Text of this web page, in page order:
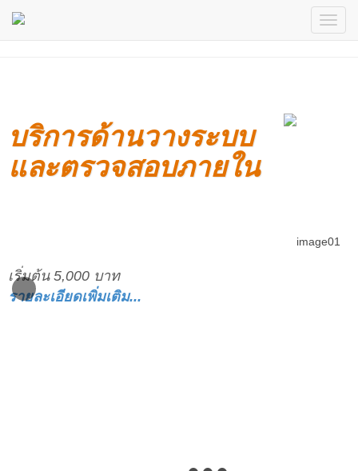
บริการด้านวางระบบ
และตรวจสอบภายใน
เริ่มต้น 5,000 บาท
รายละเอียดเพิ่มเติม...